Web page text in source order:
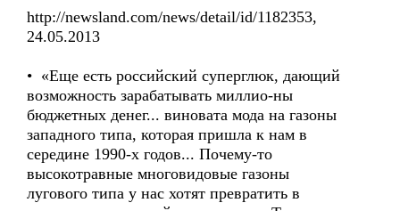
http://newsland.com/news/detail/id/1182353,
24.05.2013
• «Еще есть российский суперглюк, дающий
возможность зарабатывать миллио-ны
бюджетных денег... виновата мода на газоны
западного типа, которая пришла к нам в
середине 1990-х годов... Почему-то
высокотравные многовидовые газоны
лугового типа у нас хотят превратить в